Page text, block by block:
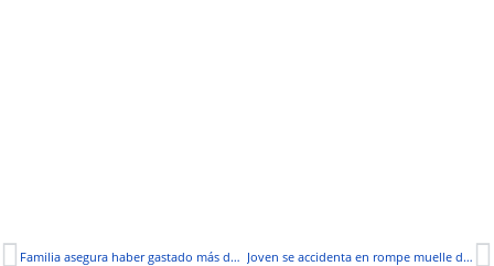
Familia asegura haber gastado más de 20 mil soles en medicina para 3 pacientes Covid Joven se accidenta en rompe muelle de la cabina de desinfección